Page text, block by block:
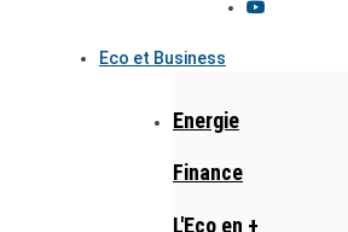
Eco et Business
Energie
Finance
L'Eco en +